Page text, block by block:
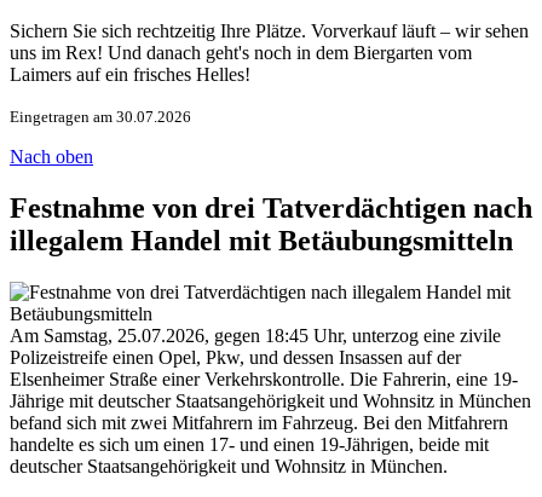
Sichern Sie sich rechtzeitig Ihre Plätze. Vorverkauf läuft – wir sehen
uns im Rex! Und danach geht's noch in dem Biergarten vom
Laimers auf ein frisches Helles!
Eingetragen am 30.07.2026
Nach oben
Festnahme von drei Tatverdächtigen nach
illegalem Handel mit Betäubungsmitteln
Am Samstag, 25.07.2026, gegen 18:45 Uhr, unterzog eine zivile
Polizeistreife einen Opel, Pkw, und dessen Insassen auf der
Elsenheimer Straße einer Verkehrskontrolle. Die Fahrerin, eine 19-
Jährige mit deutscher Staatsangehörigkeit und Wohnsitz in München
befand sich mit zwei Mitfahrern im Fahrzeug. Bei den Mitfahrern
handelte es sich um einen 17- und einen 19-Jährigen, beide mit
deutscher Staatsangehörigkeit und Wohnsitz in München.